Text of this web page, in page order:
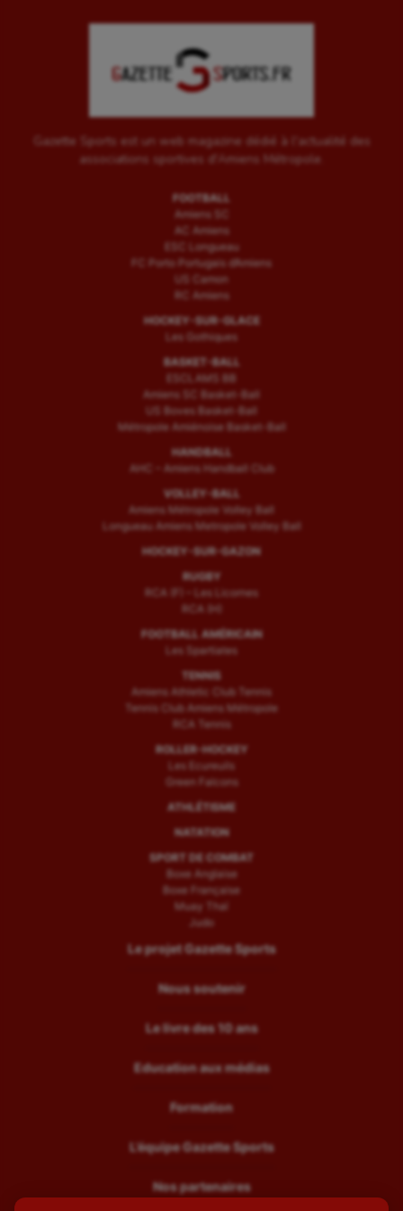
Gazette Sports est un web magazine dédié à l'actualité des
associations sportives d'Amiens Métropole.
FOOTBALL
Amiens SC
AC Amiens
ESC Longueau
FC Porto Portugais d’Amiens
US Camon
RC Amiens
HOCKEY-SUR-GLACE
Les Gothiques
BASKET-BALL
ESCLAMS BB
Amiens SC Basket-Ball
US Boves Basket-Ball
Métropole Amiénoise Basket-Ball
HANDBALL
AHC – Amiens Handball Club
VOLLEY-BALL
Amiens Métropole Volley Ball
Longueau Amiens Metropole Volley Ball
HOCKEY-SUR-GAZON
RUGBY
RCA (F) – Les Licornes
RCA (H)
FOOTBALL AMÉRICAIN
Les Spartiates
TENNIS
Amiens Athletic Club Tennis
Tennis Club Amiens Métropole
RCA Tennis
ROLLER-HOCKEY
Les Ecureuils
Green Falcons
ATHLÉTISME
NATATION
SPORT DE COMBAT
Boxe Anglaise
Boxe Française
Muay Thaï
Judo
Le projet Gazette Sports
Nous soutenir
Le livre des 10 ans
Education aux médias
Formation
L’équipe Gazette Sports
Nos partenaires